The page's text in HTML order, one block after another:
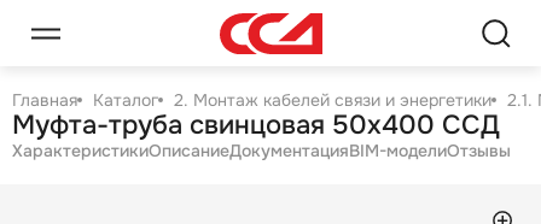
Главная Каталог 2. Монтаж кабелей связи и энергетики 2.1.
Муфта-труба свинцовая 50х400 ССД
ХарактеристикиОписаниеДокументацияBIM-моделиОтзывы